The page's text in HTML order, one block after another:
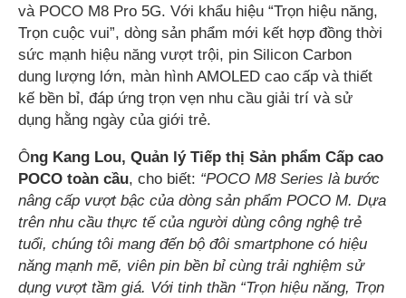
và POCO M8 Pro 5G. Với khẩu hiệu “Trọn hiệu năng,
Trọn cuộc vui”, dòng sản phẩm mới kết hợp đồng thời
sức mạnh hiệu năng vượt trội, pin Silicon Carbon
dung lượng lớn, màn hình AMOLED cao cấp và thiết
kế bền bỉ, đáp ứng trọn vẹn nhu cầu giải trí và sử
dụng hằng ngày của giới trẻ.
Ông Kang Lou, Quản lý Tiếp thị Sản phẩm Cấp cao
POCO toàn cầu, cho biết: “POCO M8 Series là bước
nâng cấp vượt bậc của dòng sản phẩm POCO M. Dựa
trên nhu cầu thực tế của người dùng công nghệ trẻ
tuổi, chúng tôi mang đến bộ đôi smartphone có hiệu
năng mạnh mẽ, viên pin bền bỉ cùng trải nghiệm sử
dụng vượt tầm giá. Với tinh thần “Trọn hiệu năng, Trọn